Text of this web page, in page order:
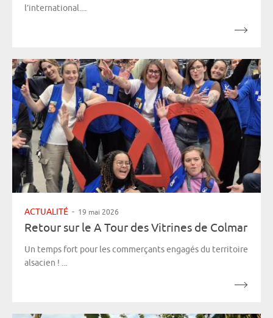
l’international....
ACTUALITÉ - 19 mai 2026
Retour sur le A Tour des Vitrines de Colmar
Un temps fort pour les commerçants engagés du territoire
alsacien ! ...